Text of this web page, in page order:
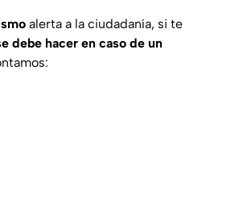
alerta a la ciudadanía, si te
debe hacer en caso de un